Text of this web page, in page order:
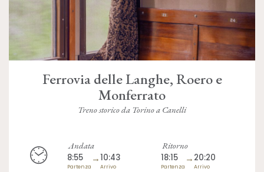
Ferrovia delle Langhe, Roero e
Monferrato
Treno storico da Torino a Canelli
Andata
8:55
Partenza
→10:43
Arrivo
Ritorno
18:15
Partenza
→ 20:20
Arrivo